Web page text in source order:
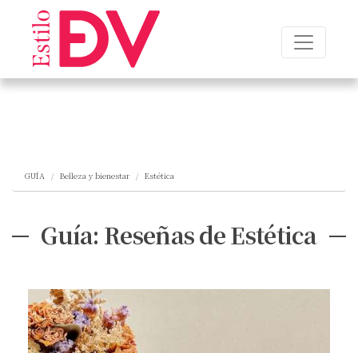
GUÍA Belleza y bienestar Estética
Guía: Reseñas de Estética